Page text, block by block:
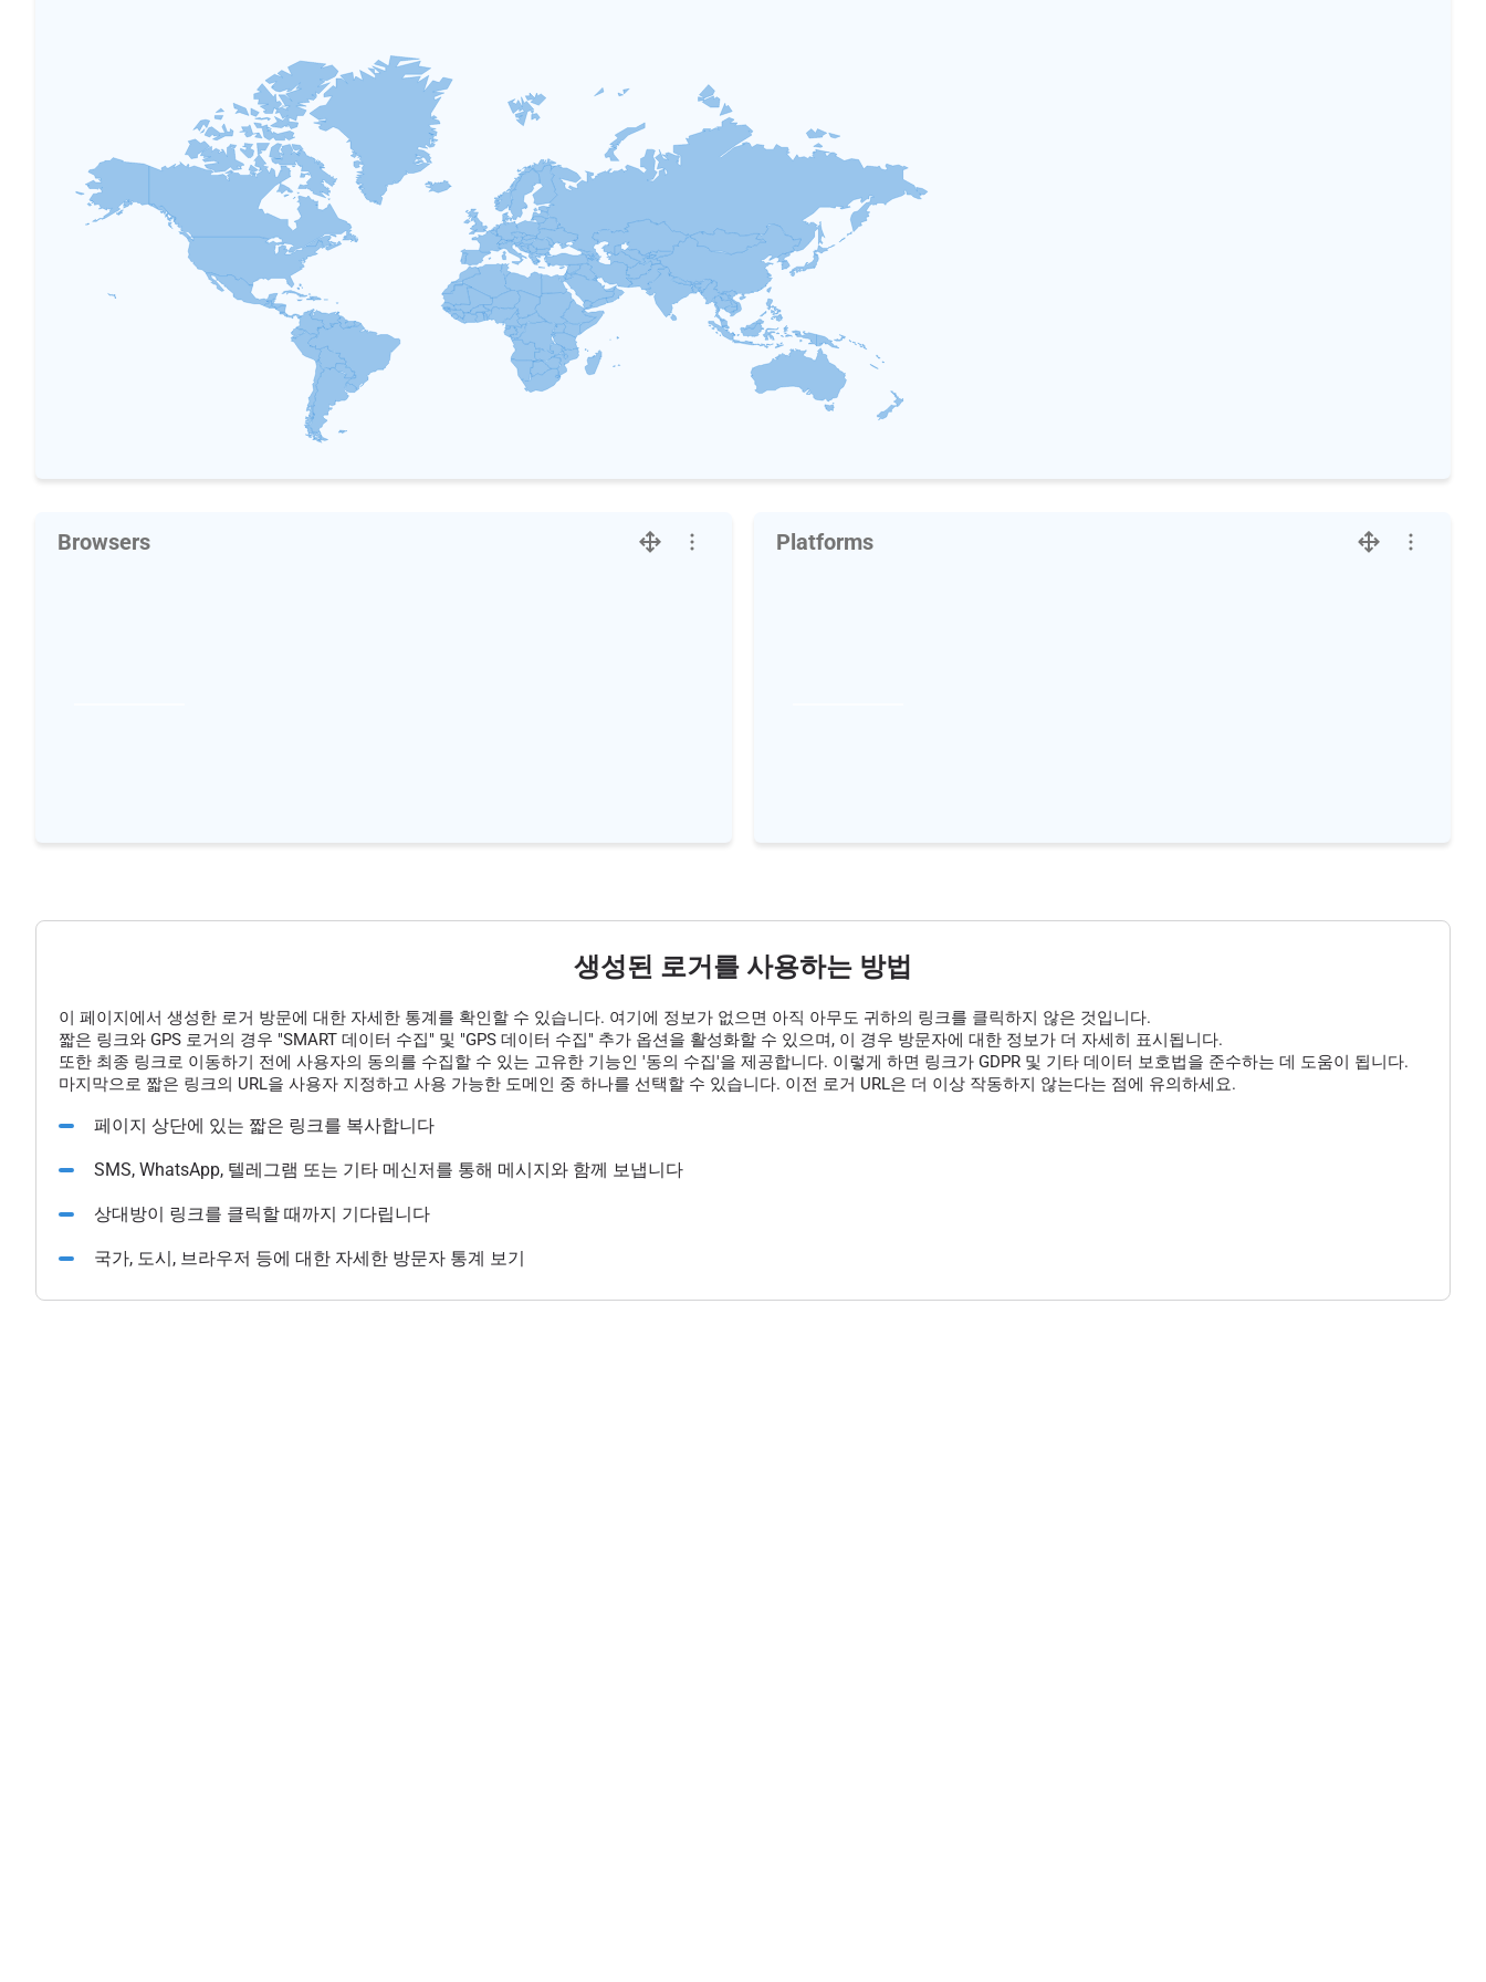
Browsers Platforms
생성된 로거를 사용하는 방법
이 페이지에서 생성한 로거 방문에 대한 자세한 통계를 확인할 수 있습니다. 여기에 정보가 없으면 아직 아무도 귀하의 링크를 클릭하지 않은 것입니다.
짧은 링크와 GPS 로거의 경우 "SMART 데이터 수집" 및 "GPS 데이터 수집" 추가 옵션을 활성화할 수 있으며, 이 경우 방문자에 대한 정보가 더 자세히 표시됩니다.
또한 최종 링크로 이동하기 전에 사용자의 동의를 수집할 수 있는 고유한 기능인 '동의 수집'을 제공합니다. 이렇게 하면 링크가 GDPR 및 기타 데이터 보호법을 준수하는 데 도움이 됩니다.
마지막으로 짧은 링크의 URL을 사용자 지정하고 사용 가능한 도메인 중 하나를 선택할 수 있습니다. 이전 로거 URL은 더 이상 작동하지 않는다는 점에 유의하세요.
페이지 상단에 있는 짧은 링크를 복사합니다
SMS, WhatsApp, 텔레그램 또는 기타 메신저를 통해 메시지와 함께 보냅니다
상대방이 링크를 클릭할 때까지 기다립니다
국가, 도시, 브라우저 등에 대한 자세한 방문자 통계 보기